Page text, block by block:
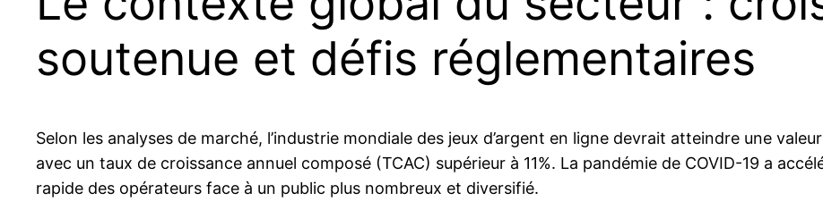
soutenue et défis réglementaires
Selon les analyses de marché, l’industrie mondiale des jeux d’argent en ligne devrait atteindre une
avec un taux de croissance annuel composé (TCAC) supérieur à 11%. La pandémie de COVID-19 a
rapide des opérateurs face à un public plus nombreux et diversifié.